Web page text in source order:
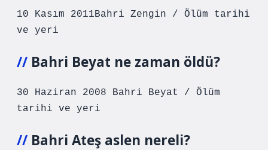
10 Kasım 2011Bahri Zengin / Ölüm tarihi
ve yeri
Bahri Beyat ne zaman öldü?
30 Haziran 2008 Bahri Beyat / Ölüm
tarihi ve yeri
Bahri Ateş aslen nereli?